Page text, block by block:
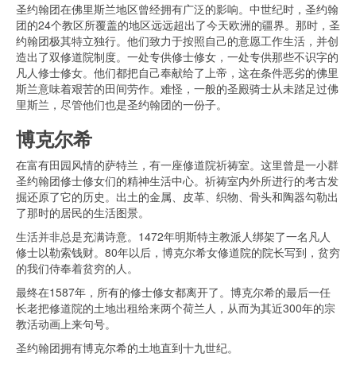
圣约翰团在佛里斯兰地区曾经拥有广泛的影响。中世纪时，圣约翰
团的24个教区所覆盖的地区远远超出了今天欧洲的疆界。那时，圣
约翰团极其特立独行。他们致力于按照自己的意愿工作生活，并创
造出了双修道院制度。一处专供修士修女，一处专供那些不识字的
凡人修士修女。他们都把自己奉献给了上帝，这在条件恶劣的佛里
斯兰意味着艰苦的田间劳作。难怪，一般的圣殿骑士从未踏足过佛
里斯兰，尽管他们也是圣约翰团的一份子。
博克尔希
在富有田园风情的萨特兰，有一座修道院祈祷室。这里曾是一小群
圣约翰团修士修女们的精神生活中心。祈祷室内外所进行的考古发
掘还原了它的历史。出土的金属、皮革、织物、骨头和陶器勾勒出
了那时的居民的生活图景。
生活并非总是充满诗意。1472年明斯特主教派人绑架了一名凡人
修士以勒索钱财。80年以后，博克尔希女修道院的院长写到，贫穷
的我们侍奉着贫穷的人。
最终在1587年，所有的修士修女都离开了。博克尔希的最后一任
长老把修道院的土地出租给来两个荷兰人，从而为其近300年的宗
教活动画上来句号。
圣约翰团拥有博克尔希的土地直到十九世纪。